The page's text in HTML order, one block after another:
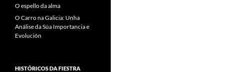
O espello da alma
O Carro na Galicia: Unha
Análise da Súa Importancia e
Evolución
HISTÓRICOS DA FIESTRA